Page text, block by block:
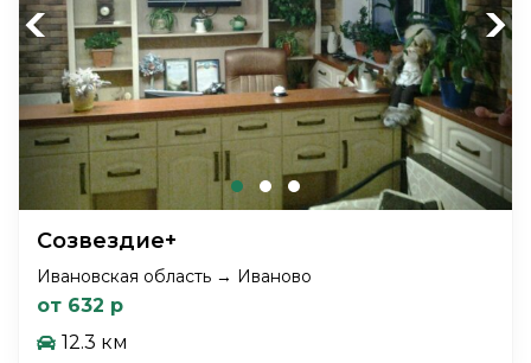
Previous Next
Созвездие+
Ивановская область → Иваново
от 632 р
12.3 км